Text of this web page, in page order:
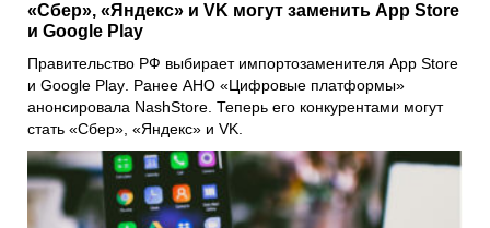
«Сбер», «Яндекс» и VK могут заменить App Store
и Google Play
Правительство РФ выбирает импортозаменителя App Store
и Google Play. Ранее АНО «Цифровые платформы»
анонсировала NashStore. Теперь его конкурентами могут
стать «Сбер», «Яндекс» и VK.